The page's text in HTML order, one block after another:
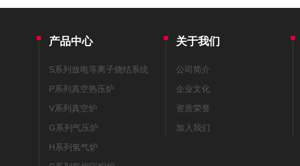
产品中心
S系列放电等离子烧结系统
P系列真空热压炉
V系列真空炉
G系列气压炉
H系列氢气炉
关于我们
公司简介
企业文化
资质荣誉
加入我们